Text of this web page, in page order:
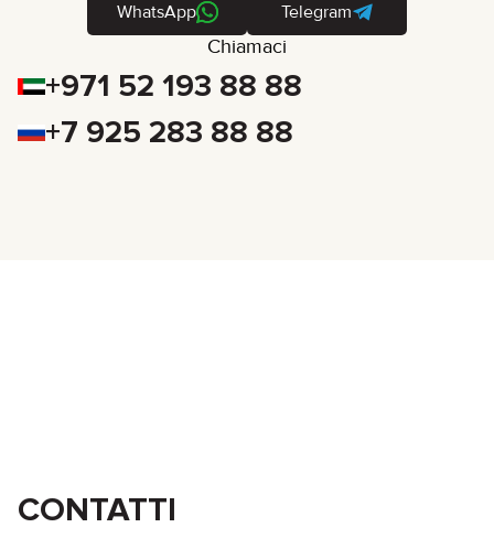
WhatsApp Telegram
Chiamaci
+971 52 193 88 88
+7 925 283 88 88
CONTATTI